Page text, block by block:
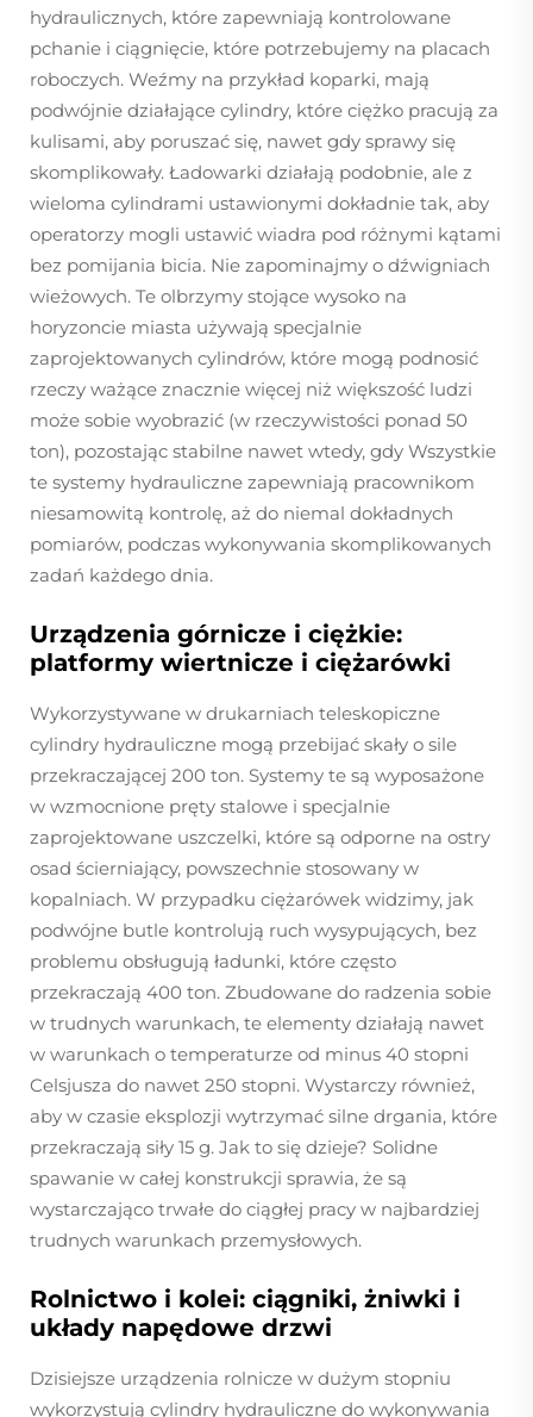
hydraulicznych, które zapewniają kontrolowane
pchanie i ciągnięcie, które potrzebujemy na placach
roboczych. Weźmy na przykład koparki, mają
podwójnie działające cylindry, które ciężko pracują za
kulisami, aby poruszać się, nawet gdy sprawy się
skomplikowały. Ładowarki działają podobnie, ale z
wieloma cylindrami ustawionymi dokładnie tak, aby
operatorzy mogli ustawić wiadra pod różnymi kątami
bez pomijania bicia. Nie zapominajmy o dźwigniach
wieżowych. Te olbrzymy stojące wysoko na
horyzoncie miasta używają specjalnie
zaprojektowanych cylindrów, które mogą podnosić
rzeczy ważące znacznie więcej niż większość ludzi
może sobie wyobrazić (w rzeczywistości ponad 50
ton), pozostając stabilne nawet wtedy, gdy Wszystkie
te systemy hydrauliczne zapewniają pracownikom
niesamowitą kontrolę, aż do niemal dokładnych
pomiarów, podczas wykonywania skomplikowanych
zadań każdego dnia.
Urządzenia górnicze i ciężkie:
platformy wiertnicze i ciężarówki
Wykorzystywane w drukarniach teleskopiczne
cylindry hydrauliczne mogą przebijać skały o sile
przekraczającej 200 ton. Systemy te są wyposażone
w wzmocnione pręty stalowe i specjalnie
zaprojektowane uszczelki, które są odporne na ostry
osad ścierniający, powszechnie stosowany w
kopalniach. W przypadku ciężarówek widzimy, jak
podwójne butle kontrolują ruch wysypujących, bez
problemu obsługują ładunki, które często
przekraczają 400 ton. Zbudowane do radzenia sobie
w trudnych warunkach, te elementy działają nawet
w warunkach o temperaturze od minus 40 stopni
Celsjusza do nawet 250 stopni. Wystarczy również,
aby w czasie eksplozji wytrzymać silne drgania, które
przekraczają siły 15 g. Jak to się dzieje? Solidne
spawanie w całej konstrukcji sprawia, że są
wystarczająco trwałe do ciągłej pracy w najbardziej
trudnych warunkach przemysłowych.
Rolnictwo i kolei: ciągniki, żniwki i
układy napędowe drzwi
Dzisiejsze urządzenia rolnicze w dużym stopniu
wykorzystują cylindry hydrauliczne do wykonywania